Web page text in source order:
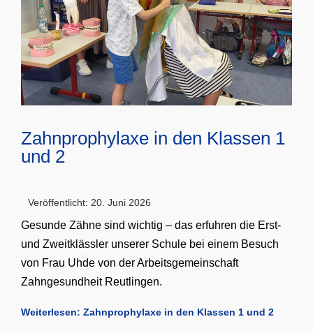
Zahnprophylaxe in den Klassen 1
und 2
Veröffentlicht: 20. Juni 2026
Gesunde Zähne sind wichtig – das erfuhren die Erst-
und Zweitklässler unserer Schule bei einem Besuch
von Frau Uhde von der Arbeitsgemeinschaft
Zahngesundheit Reutlingen.
Weiterlesen: Zahnprophylaxe in den Klassen 1 und 2